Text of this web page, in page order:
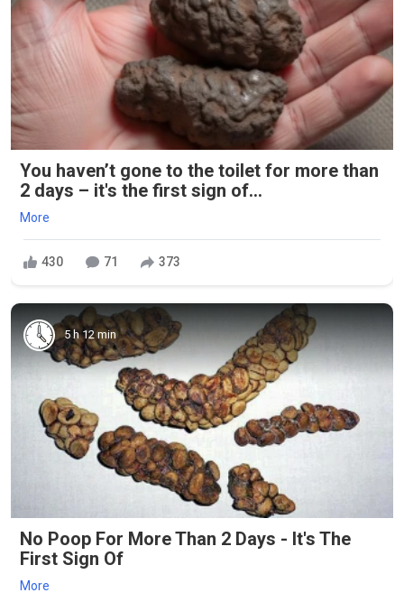
You haven’t gone to the toilet for more than
2 days – it's the first sign of...
More
430 71 373
5 h 12 min
No Poop For More Than 2 Days - It's The
First Sign Of
More